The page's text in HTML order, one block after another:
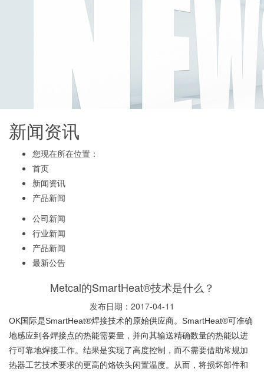
新闻资讯
您现在所在位置：
首页
新闻资讯
产品新闻
公司新闻
行业新闻
产品新闻
最新公告
Metcal的SmartHeat®技术是什么？
发布日期：2017-04-11
OK国际是SmartHeat®焊接技术的原始供应商。SmartHeat®可准确
地感应到各焊接点的热能需要量，并向其输送精确数量的热能以进
行可靠地焊接工作。结果是实现了高度控制，而不需要借助常规加
热器工艺技术要求的更高的烙铁头闲置温度。从而，将损坏部件和